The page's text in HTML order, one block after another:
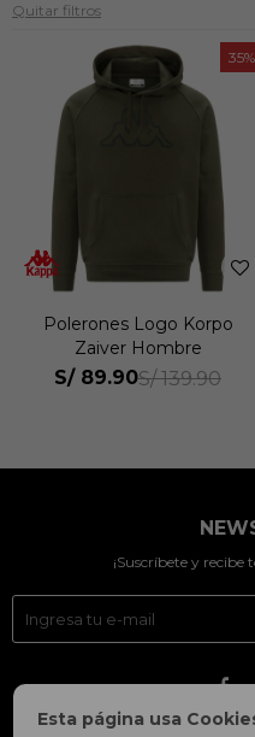
Esta página usa
Quitar filtros
35
Polerones Logo Korpo
Zaiver Hombre
S/ 89.90S/ 139.90
¡Suscríbete y recibe
